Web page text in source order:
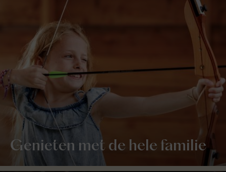
Genieten met de hele familie